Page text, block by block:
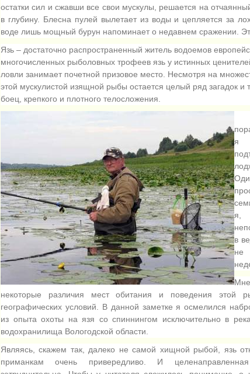
остатки сил и сжавши все свои мускулы, решается на
в глубину. Блесна пулей вылетает из воды и цепляется за
воде лишь мощный бурун напоминает о недавнем сражении.
Язь – достаточно распространенный житель водоемов
многочисленных рыболовных трофеев язь у истинных
ловли занимает почетной призовое место. Несмотря на
этой мускулистой изящной рыбы остается целый ряд загадок и
боец, крепкого и плотного телосложения.
я
я,
в
не
некоторые различия мест обитания и поведения этой
географических условий. В данной заметке я осмелился
из опыта охоты на язя со спиннингом исключительно в
водохранилища Вологодской области.
Являясь, скажем так, далеко не самой хищной рыбой, язь
приманкам очень привередливо. И